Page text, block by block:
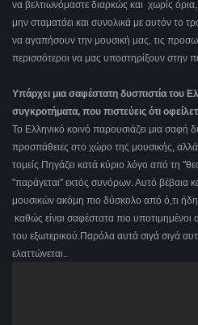
να βελτιωνόμαστε διαρκώς και χωρίς
μην σταματάει και συνολικά με αυτόν το
να αγαπήσουν την μουσική μας, τις
περισσότεροι να μας υποστηρίξουν στην
Υπάρχει μια σαφέστατη δυσπιστία του
συγκροτήματα, που πιστεύεις ότι
Το Ελληνικό κοινό παρουσιάζει μια σαφή
προσπάθειες στο χώρο της μουσικής,
τομείς.Πηγάζει κατά κύριο λόγο από τη
"παράγεται" εκτός συνόρων. Αυτό βέβαια
μουσικών ακόμη πιο δύσκολο από ό,τι ήδη
καθώς είναι σαφέστατα πιο
του εξωτερικού.Παρόλα αυτά σιγά σιγά
ελαττώνεται..